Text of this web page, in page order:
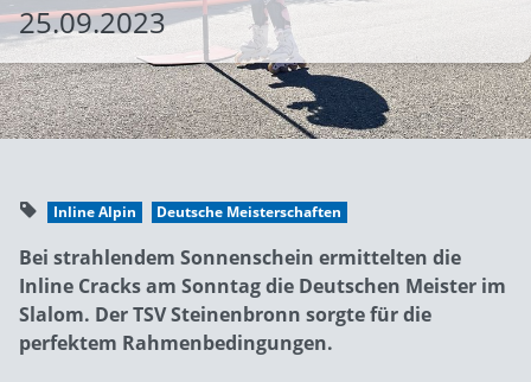
25.09.2023
Inline Alpin Deutsche Meisterschaften
Bei strahlendem Sonnenschein ermittelten die
Inline Cracks am Sonntag die Deutschen Meister im
Slalom. Der TSV Steinenbronn sorgte für die
perfektem Rahmenbedingungen.